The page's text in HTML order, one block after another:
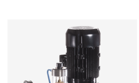
Prihlásenie
Nákupný zoznam
Partner Zone